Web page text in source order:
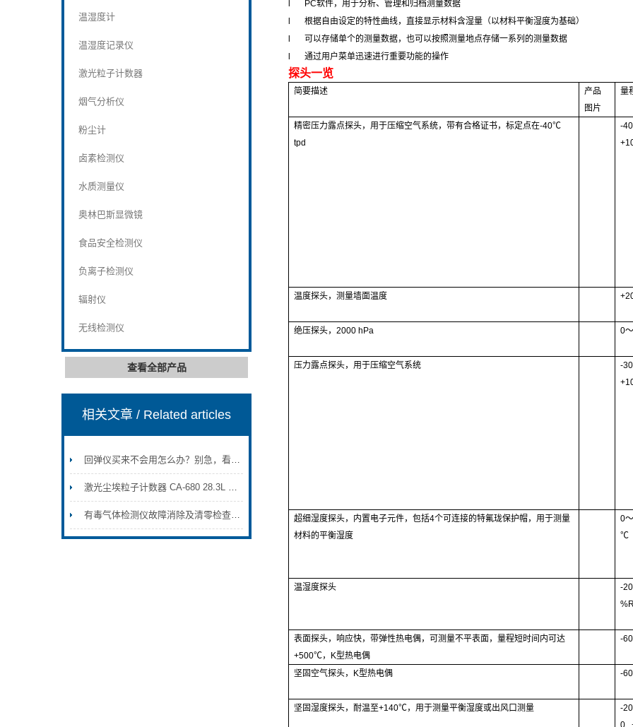
温湿度计
温湿度记录仪
激光粒子计数器
烟气分析仪
粉尘计
卤素检测仪
水质测量仪
奥林巴斯显微镜
食品安全检测仪
负离子检测仪
辐射仪
无线检测仪
查看全部产品
相关文章/ Related articles
回弹仪买来不会用怎么办？别急，看这里
激光尘埃粒子计数器 CA-680 28.3L CA-680T/CA-680Y
有毒气体检测仪故障消除及清零检查的方法？
PC软件，用于分析、管理和归档测量数据
根据自由设定的特性曲线，直接显示材料含湿量（以材料平衡湿度为基础）
可以存储单个的测量数据，也可以按照测量地点存储一系列的测量数据
通过用户菜单迅速进行重要功能的操作
探头一览
简要描述
产品
图片
量
精密压力露点探头，用于压缩空气系统，带有合格证书，标定点在-40℃
tpd
-40
温度探头，测量墙面温度
绝压探头，2000 hPa 0
压力露点探头，用于压缩空气系统
-30
超细湿度探头，内置电子元件，包括4个可连接的特氟珑保护帽，用于测量
材料的平衡湿度
0
℃
温湿度探头 -20
表面探头，响应快，带弹性热电偶，可测量不平表面，量程短时间内可达
+500℃，K型热电偶
-60
坚固空气探头，
K型热电偶 -60
坚固湿度探头，耐温至+140℃，用于测量平衡湿度或出风口测量 -